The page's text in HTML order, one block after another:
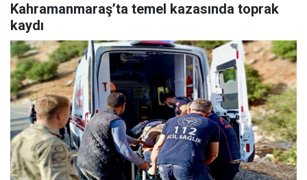
Kahramanmaraş’ta temel kazasında toprak
kaydı